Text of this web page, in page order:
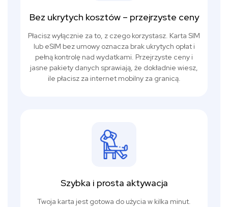
Bez ukrytych kosztów – przejrzyste ceny
Płacisz wyłącznie za to, z czego korzystasz. Karta SIM
lub eSIM bez umowy oznacza brak ukrytych opłat i
pełną kontrolę nad wydatkami. Przejrzyste ceny i
jasne pakiety danych sprawiają, że dokładnie wiesz,
ile płacisz za internet mobilny za granicą.
Szybka i prosta aktywacja
Twoja karta jest gotowa do użycia w kilka minut.